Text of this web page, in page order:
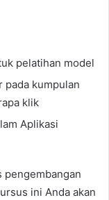
pelatihan model
pada kumpulan
klik
Aplikasi
pengembangan
ini Anda akan